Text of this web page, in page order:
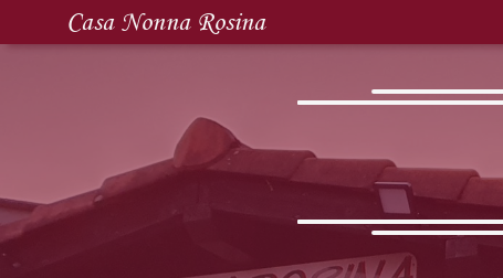
Casa Nonna Rosina